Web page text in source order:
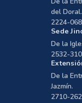
del Doral.
2224-
Sede
De la
2532-
De la
Jazmín.
2710-